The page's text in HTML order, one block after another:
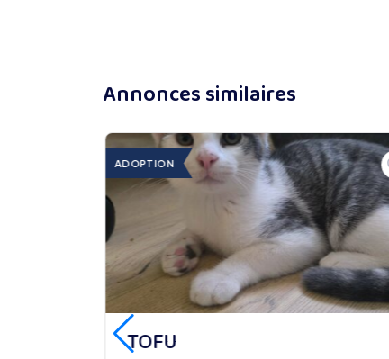
Annonces similaires
ADOPTION
TOFU